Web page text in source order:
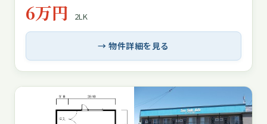
6万円 2LK
→ 物件詳細を見る